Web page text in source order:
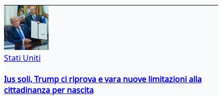
Stati Uniti
Ius soli, Trump ci riprova e vara nuove limitazioni alla
cittadinanza per nascita